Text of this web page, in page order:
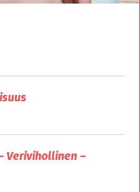
Verivihollinen –